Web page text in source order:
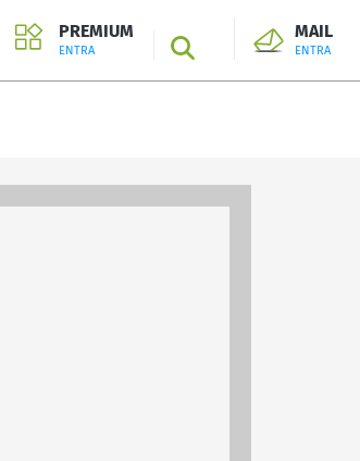
PREMIUM
ENTRA SEARCH
MAIL
ENTRA